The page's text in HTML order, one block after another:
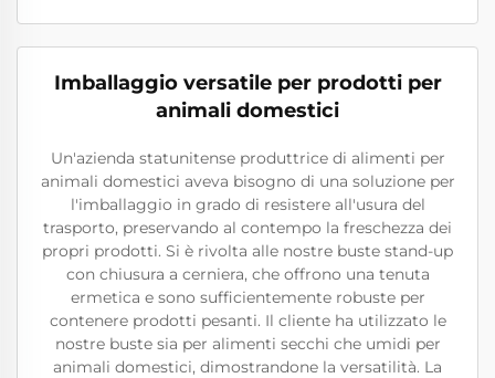
Imballaggio versatile per prodotti per
animali domestici
Un'azienda statunitense produttrice di alimenti per
animali domestici aveva bisogno di una soluzione per
l'imballaggio in grado di resistere all'usura del
trasporto, preservando al contempo la freschezza dei
propri prodotti. Si è rivolta alle nostre buste stand-up
con chiusura a cerniera, che offrono una tenuta
ermetica e sono sufficientemente robuste per
contenere prodotti pesanti. Il cliente ha utilizzato le
nostre buste sia per alimenti secchi che umidi per
animali domestici, dimostrandone la versatilità. La